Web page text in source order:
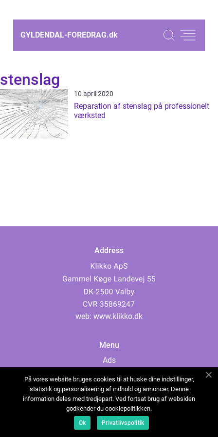
GYLDENDAL-FOREDRAG.dk
stenslag
10 april 2020
Reparation af stenslag på professionelt
værksted
Address
web: www.klikko.dk
Menu
Ads
Cookies
Contact
Sitemap
På vores website bruges cookies til at huske dine indstillinger,
statistik og personalisering af indhold og annoncer. Denne
information deles med tredjepart. Ved fortsat brug af websiden
godkender du cookiepolitikken.
Ok Privatlivspolitik